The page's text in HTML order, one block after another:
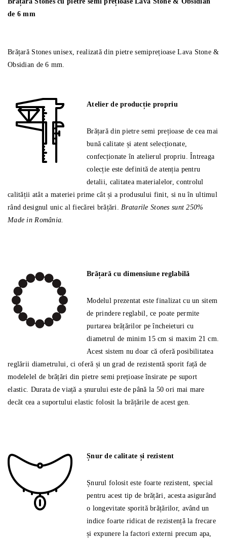
de 6 mm
Brățară Stones unisex, realizată din pietre semiprețioase Lava Stone &
Obsidian de 6 mm.
Atelier de producție propriu
Brățară din pietre semi prețioase de cea mai
bună calitate și atent selecționate,
confecționate în atelierul propriu. Întreaga
colecție este definită de atenția pentru
detalii, calitatea materialelor, controlul
calității atât a materiei prime cât și a produsului finit, si nu în ultimul
rând designul unic al fiecărei brățări.Bratarile Stones sunt 250%
Made in România.
Brățară cu dimensiune reglabilă
Modelul prezentat este finalizat cu un sitem
de prindere reglabil, ce poate permite
purtarea brățărilor pe încheieturi cu
diametrul de minim 15 cm si maxim 21 cm.
Acest sistem nu doar că oferă posibilitatea
reglării diametrului, ci oferă și un grad de rezistentă sporit față de
modelelel de brățări din pietre semi prețioase însirate pe suport
elastic. Durata de viață a șnurului este de până la 50 ori mai mare
decăt cea a suportului elastic folosit la brățările de acest gen.
Șnur de calitate și rezistent
Șnurul folosit este foarte rezistent, special
pentru acest tip de brățări, acesta asigurând
o longevitate sporită brățărilor, având un
indice foarte ridicat de rezistență la frecare
și expunere la factori externi precum apa,